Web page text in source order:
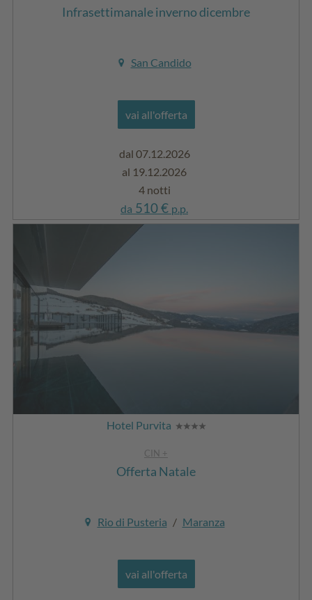
Infrasettimanale inverno dicembre
San Candido
vai all'offerta
dal 07.12.2026
al 19.12.2026
4 notti
da 510 € p.p.
Hotel Purvita
CIN +
Offerta Natale
Rio di Pusteria / Maranza
vai all'offerta